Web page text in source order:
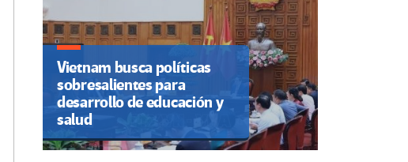
Vietnam busca políticas
sobresalientes para
desarrollo de educación y
salud